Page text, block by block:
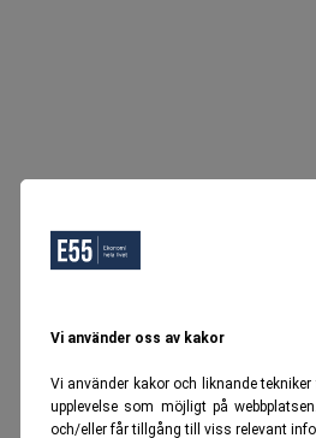
Vi använder oss av kakor
Vi använder kakor och liknande
upplevelse som möjligt på
och/eller får tillgång till viss relevant